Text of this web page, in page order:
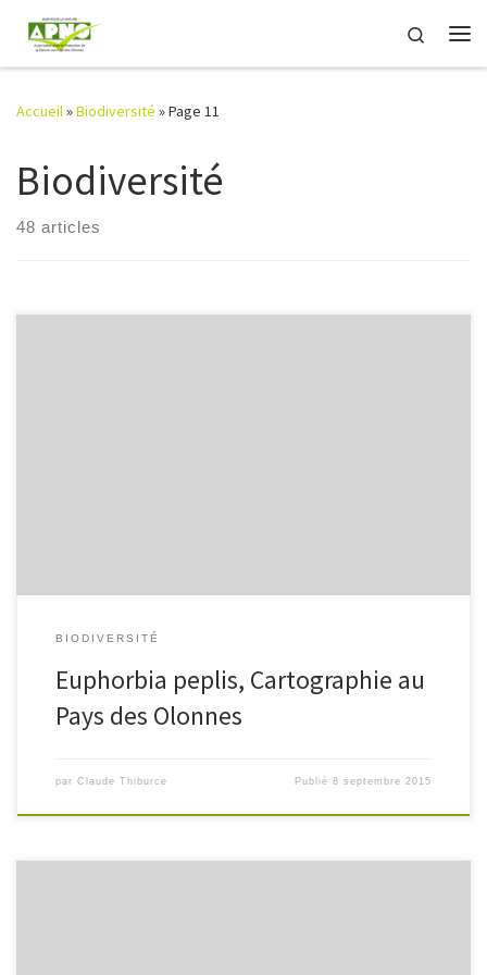
Passer au contenu
Search
Accueil»Biodiversité »Page 11
Biodiversité
48 articles
BIODIVERSITÉ
Euphorbia peplis, Cartographie au
Pays des Olonnes
par Claude Thiburce Publié8 septembre 2015